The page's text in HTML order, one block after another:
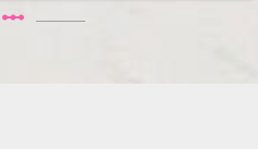
linear_scale